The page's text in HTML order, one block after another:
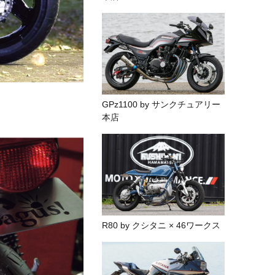
GPz1100 by サンクチュアリー
本店
R80 by クシタニ × 46ワークス